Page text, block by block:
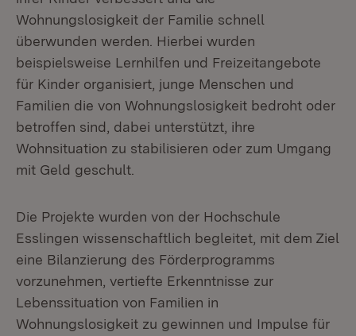
Wohnungslosigkeit der Familie schnell
überwunden werden. Hierbei wurden
beispielsweise Lernhilfen und Freizeitangebote
für Kinder organisiert, junge Menschen und
Familien die von Wohnungslosigkeit bedroht oder
betroffen sind, dabei unterstützt, ihre
Wohnsituation zu stabilisieren oder zum Umgang
mit Geld geschult.
Die Projekte wurden von der Hochschule
Esslingen wissenschaftlich begleitet, mit dem Ziel
eine Bilanzierung des Förderprogramms
vorzunehmen, vertiefte Erkenntnisse zur
Lebenssituation von Familien in
Wohnungslosigkeit zu gewinnen und Impulse für